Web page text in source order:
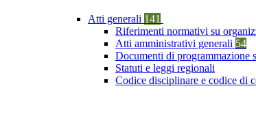
Atti generali 141
Riferimenti normativi su
Atti amministrativi generali 54
Documenti di programmazione
Statuti e leggi regionali
Codice disciplinare e codice di